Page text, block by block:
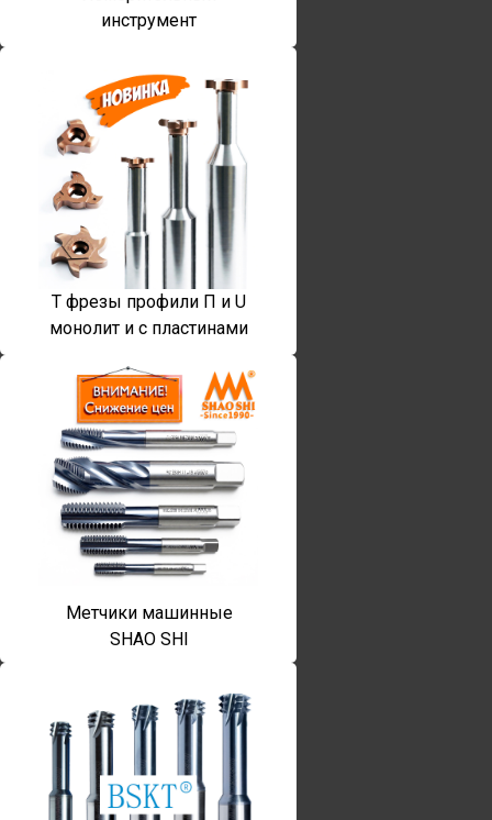
инструмент
T фрезы профили П и U
монолит и с пластинами
Метчики машинные
SHAO SHI